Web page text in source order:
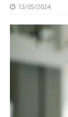
13/05/2024